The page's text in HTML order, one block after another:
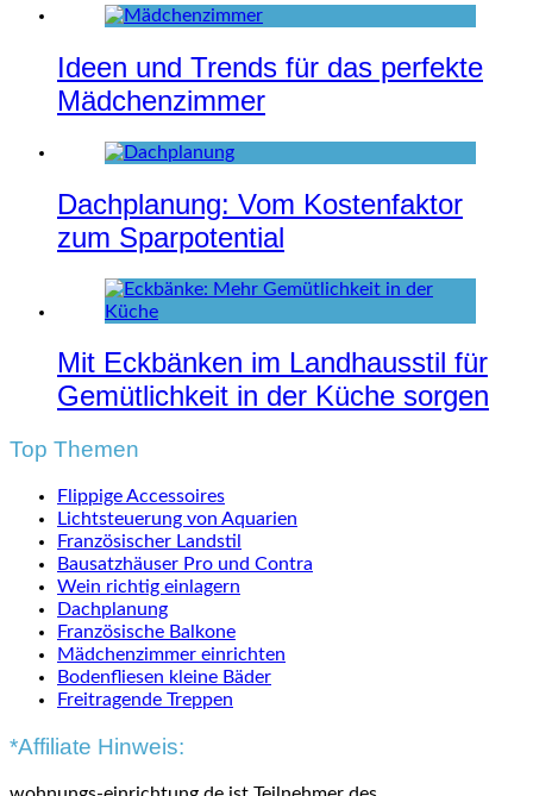
Ideen und Trends für das perfekte
Mädchenzimmer
Dachplanung: Vom Kostenfaktor
zum Sparpotential
Mit Eckbänken im Landhausstil für
Gemütlichkeit in der Küche sorgen
Top Themen
Flippige Accessoires
Lichtsteuerung von Aquarien
Französischer Landstil
Bausatzhäuser Pro und Contra
Wein richtig einlagern
Dachplanung
Französische Balkone
Mädchenzimmer einrichten
Bodenfliesen kleine Bäder
Freitragende Treppen
*Affiliate Hinweis: